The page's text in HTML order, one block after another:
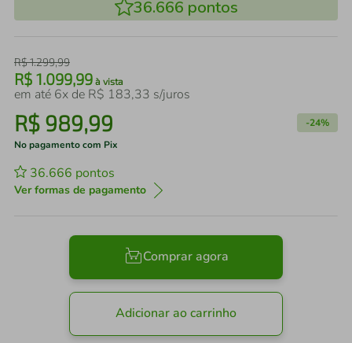
36.666 pontos
R$1.299,99
R$ 1.099,99 à vista
em até 6x de R$ 183,33 s/juros
R$ 989,99 -24%
No pagamento com Pix
36.666 pontos
Ver formas de pagamento
Comprar agora
Adicionar ao carrinho